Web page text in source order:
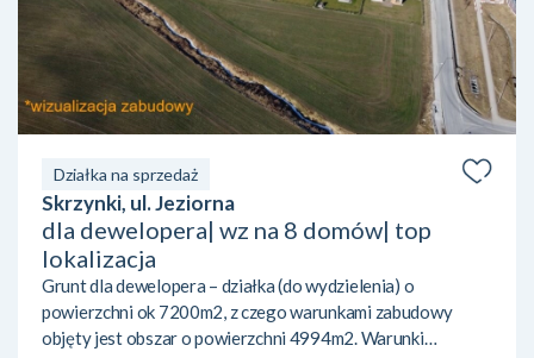
Działka na sprzedaż
Skrzynki, ul. Jeziorna
dla dewelopera| wz na 8 domów| top
lokalizacja
Grunt dla dewelopera – działka (do wydzielenia) o
powierzchni ok 7200m2, z czego warunkami zabudowy
objęty jest obszar o powierzchni 4994m2. Warunki